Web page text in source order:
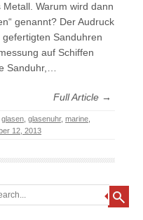
Warum wird dann
genannt? Der Audruck
gefertigten Sanduhren
auf Schiffen
Sanduhr,…
Full Article →
glasen glasenuhr, marine
12, 2013